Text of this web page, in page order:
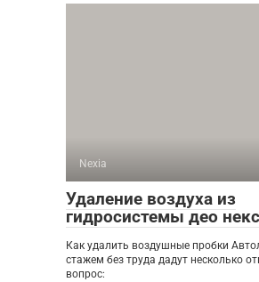
Nexia
Удаление воздуха из
гидросистемы део
Как удалить воздушные пробки
стажем без труда дадут несколько
вопрос: